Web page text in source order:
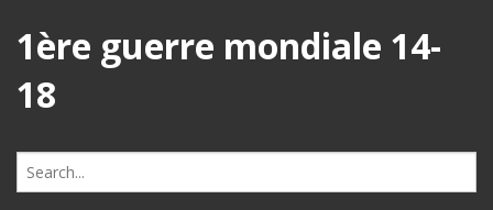
1ère guerre mondiale 14-
18
Search
for: